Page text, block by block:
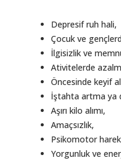
Depresif ruh hali,
Çocuk ve
İlgisizlik ve
Ativitelerde
Öncesinde keyif
İştahta artma ya
Aşırı kilo alımı,
Amaçsızlık,
Psikomotor
Yorgunluk ve